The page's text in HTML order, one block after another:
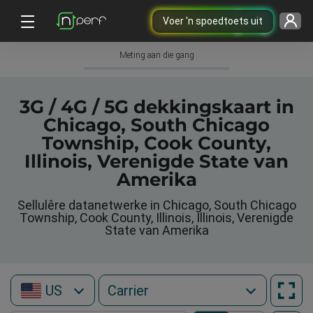
Voer 'n spoedtoets uit
Meting aan die gang
3G / 4G / 5G dekkingskaart in
Chicago, South Chicago
Township, Cook County,
Illinois, Verenigde State van
Amerika
Sellulêre datanetwerke in Chicago, South Chicago
Township, Cook County, Illinois, Illinois, Verenigde
State van Amerika
US